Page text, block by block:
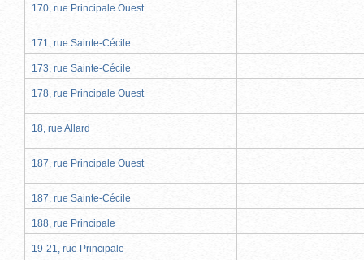
170, rue Principale Ouest
171, rue Sainte-Cécile
173, rue Sainte-Cécile
178, rue Principale Ouest
18, rue Allard
187, rue Principale Ouest
187, rue Sainte-Cécile
188, rue Principale
19-21, rue Principale